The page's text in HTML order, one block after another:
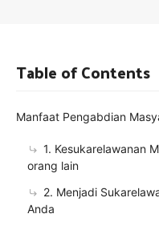
Table of Contents
Manfaat Pengabdian
1. Kesukarelawanan
orang lain
2. Menjadi
Anda